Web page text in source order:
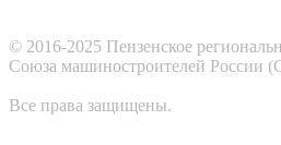
© 2016-2025 Пензенское
Cоюза машиностроителей России
Все права защищены.